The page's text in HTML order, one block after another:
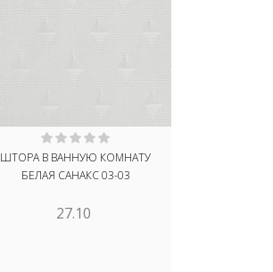
ШТОРА В ВАННУЮ КОМНАТУ
БЕЛАЯ САНАКС 03-03
27.10